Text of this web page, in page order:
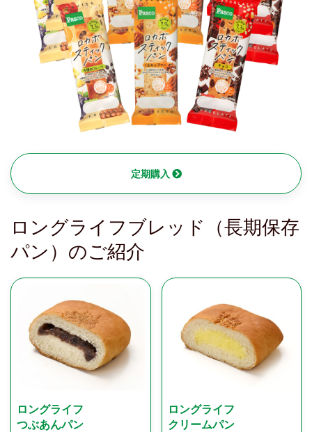
定期購入
ロングライフブレッド（長期保存
パン）のご紹介
ロングライフ
つぶあんパン
ロングライフ
クリームパン